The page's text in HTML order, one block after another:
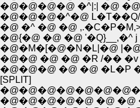
�@�@�@�@ �^|:| �@
�@�@�@�^�@
�@ �^ �@ �@
�@{�@ �@ �@
�@�M�[�@�N�L|�@
�@�@ �@ �@ �R /��
�@�@�@ �@ �@ �L�P
[SPLIT]
�@�@�@�@�@ �@ �@